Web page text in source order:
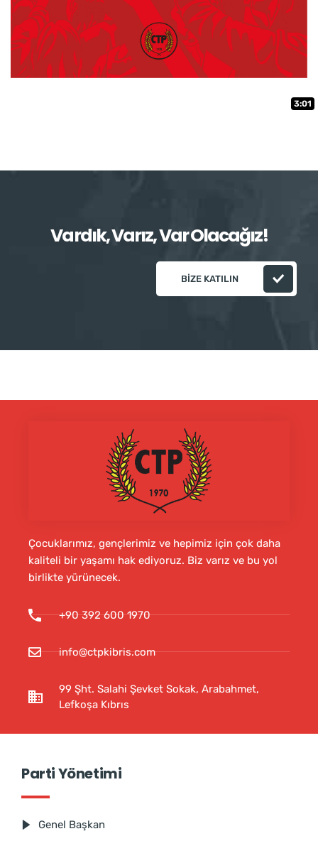
3:01
Vardık, Varız, Var Olacağız!
BIZE KATILIN
Çocuklarımız, gençlerimiz ve hepimiz için çok daha
kaliteli bir yaşamı hak ediyoruz. Biz varız ve bu yol
birlikte yürünecek.
+90 392 600 1970
info@ctpkibris.com
99 Şht. Salahi Şevket Sokak, Arabahmet,
Lefkoşa Kıbrıs
Parti Yönetimi
Genel Başkan